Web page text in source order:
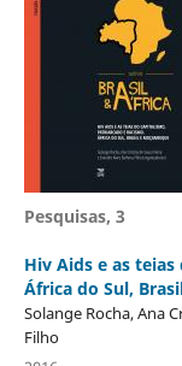
Pesquisas, 3
Hiv Aids e as
África do Sul,
Solange Rocha, Ana
Filho